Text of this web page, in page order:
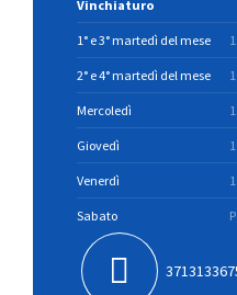
Vinchiaturo
1° e 3° martedì del mese
2° e 4° martedì del mese
Mercoledì
Giovedì
Venerdì
Sabato